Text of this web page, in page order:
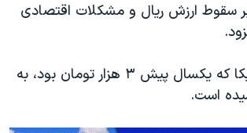
سقوط ارزش ریال و مشکلات اقتصادی
ارزش هر دلار آمریکا که یکسال پیش ۳ هزار تومان بود، به
است.